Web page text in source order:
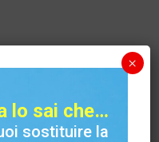
03029 Veroli (FR)
lo sai che…
sostituire la
×